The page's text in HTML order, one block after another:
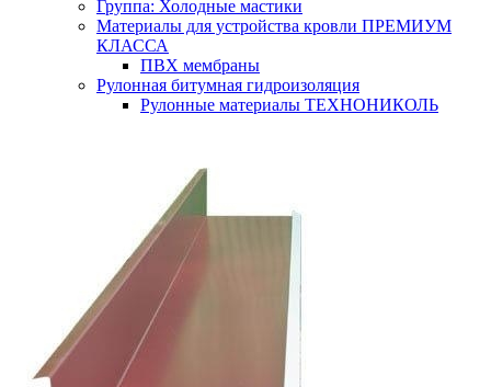
Группа: Холодные мастики
Материалы для устройства кровли ПРЕМИУМ
КЛАССА
ПВХ мембраны
Рулонная битумная гидроизоляция
Рулонные материалы ТЕХНОНИКОЛЬ